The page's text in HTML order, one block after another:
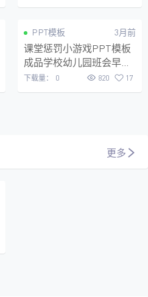
VIP
PPT模板 3月前
课堂惩罚小游戏PPT模板
成品学校幼儿园班会早会
晨会年会团建创
下载量： 0 820 17
更多